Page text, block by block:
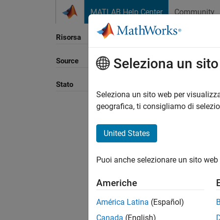
MATLAB Help Center Community
Risorsa
Source
Stato
Seleziona un
Seleziona un sito web per
geografica, ti consigliamo di
United States
Puoi anche selezionare un sito
Americhe
América Latina (Español)
Canada (English)